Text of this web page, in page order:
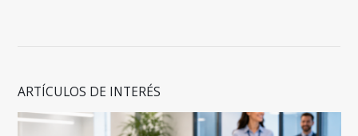
ARTÍCULOS DE INTERÉS